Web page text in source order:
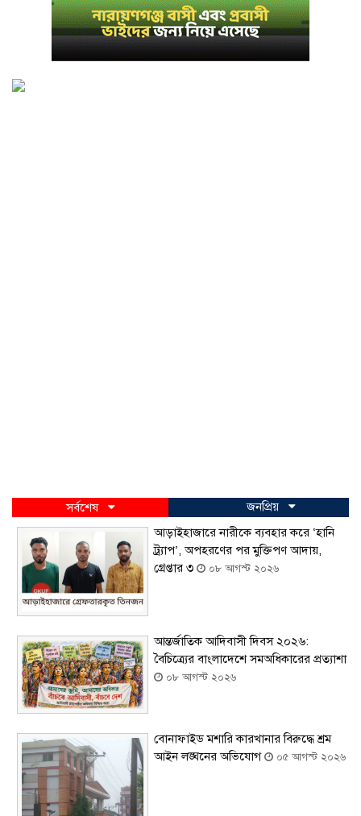
সর্বশেষ
জনপ্রিয়
আড়াইহাজারে নারীকে ব্যবহার করে ‘হানি
ট্র্যাপ’, অপহরণের পর মুক্তিপণ আদায়,
গ্রেপ্তার ৩
০৮ আগস্ট ২০২৬
আন্তর্জাতিক আদিবাসী দিবস ২০২৬:
বৈচিত্র্যের বাংলাদেশে সমঅধিকারের প্রত্যাশা
০৮ আগস্ট ২০২৬
বোনাফাইড মশারি কারখানার বিরুদ্ধে শ্রম
আইন লঙ্ঘনের অভিযোগ
০৫ আগস্ট ২০২৬